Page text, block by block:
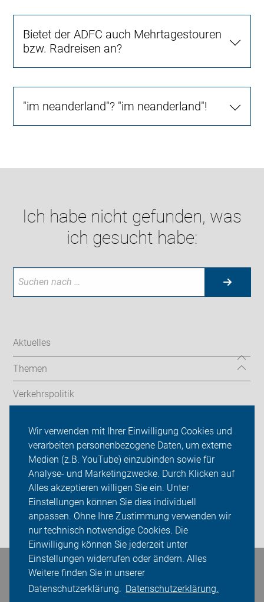
Wir verwenden mit Ihrer Einwilligung Cookies und
verarbeiten personenbezogene Daten, um externe
Medien (z.B. YouTube) einzubinden sowie für
Analyse- und Marketingzwecke. Durch Klicken auf
Alles akzeptieren willigen Sie ein. Unter
Einstellungen können Sie dies individuell
anpassen. Ohne Ihre Zustimmung verwenden wir
nur technisch notwendige Cookies. Die
Einwilligung können Sie jederzeit unter
Einstellungen widerrufen oder ändern. Alles
Weitere finden Sie in unserer
Datenschutzerklärung. Datenschutzerklärung.
Bietet der ADFC auch Mehrtagestouren
bzw. Radreisen an?
"im neanderland"? "im neanderland"!
Ich habe nicht gefunden, was
ich gesucht habe:
Aktuelles
Themen
Verkehrspolitik
ADFC im neanderland
Sei dabei
Presse
Login
Bleiben Sie in Kontakt